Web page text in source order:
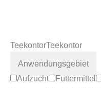
TeekontorTeekontor
Anwendungsgebiet
Aufzucht
Futtermittel